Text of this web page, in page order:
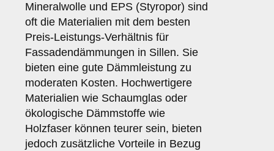
Mineralwolle und EPS (Styropor) sind
oft die Materialien mit dem besten
Preis-Leistungs-Verhältnis für
Fassadendämmungen in Sillen. Sie
bieten eine gute Dämmleistung zu
moderaten Kosten. Hochwertigere
Materialien wie Schaumglas oder
ökologische Dämmstoffe wie
Holzfaser können teurer sein, bieten
jedoch zusätzliche Vorteile in Bezug